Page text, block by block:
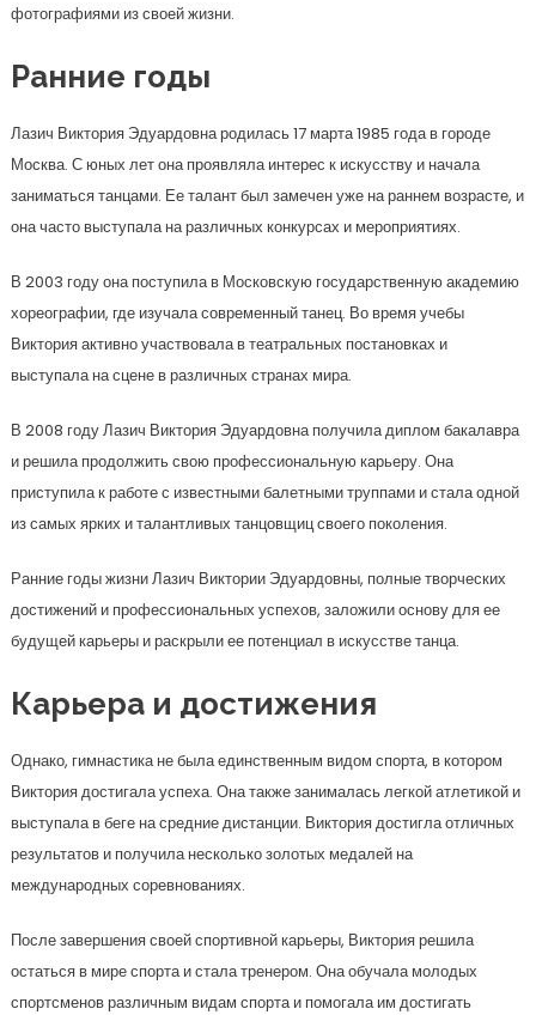
фотографиями из своей жизни.
Ранние годы
Лазич Виктория Эдуардовна родилась 17 марта 1985 года в городе
Москва. С юных лет она проявляла интерес к искусству и начала
заниматься танцами. Ее талант был замечен уже на раннем возрасте, и
она часто выступала на различных конкурсах и мероприятиях.
В 2003 году она поступила в Московскую государственную академию
хореографии, где изучала современный танец. Во время учебы
Виктория активно участвовала в театральных постановках и
выступала на сцене в различных странах мира.
В 2008 году Лазич Виктория Эдуардовна получила диплом бакалавра
и решила продолжить свою профессиональную карьеру. Она
приступила к работе с известными балетными труппами и стала одной
из самых ярких и талантливых танцовщиц своего поколения.
Ранние годы жизни Лазич Виктории Эдуардовны, полные творческих
достижений и профессиональных успехов, заложили основу для ее
будущей карьеры и раскрыли ее потенциал в искусстве танца.
Карьера и достижения
Однако, гимнастика не была единственным видом спорта, в котором
Виктория достигала успеха. Она также занималась легкой атлетикой и
выступала в беге на средние дистанции. Виктория достигла отличных
результатов и получила несколько золотых медалей на
международных соревнованиях.
После завершения своей спортивной карьеры, Виктория решила
остаться в мире спорта и стала тренером. Она обучала молодых
спортсменов различным видам спорта и помогала им достигать